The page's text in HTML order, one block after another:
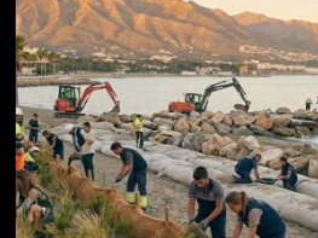
29 DE JULIO DE 2026
Sostenibilidad en la Costa del Sol:
modernización urbana y protección